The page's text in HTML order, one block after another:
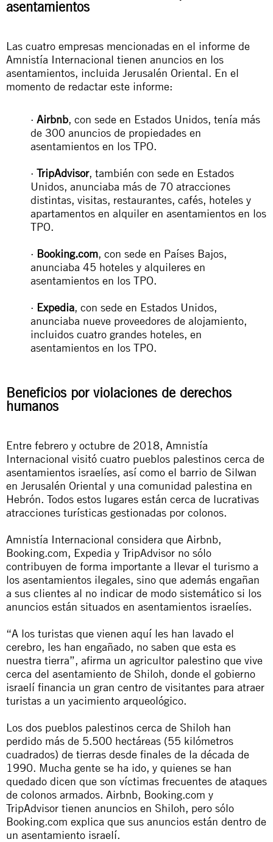
asentamientos
Las cuatro empresas mencionadas en el informe de
Amnistía Internacional tienen anuncios en los
asentamientos, incluida Jerusalén Oriental. En el
momento de redactar este informe:
· Airbnb, con sede en Estados Unidos, tenía más
de 300 anuncios de propiedades en
asentamientos en los TPO.
· TripAdvisor, también con sede en Estados
Unidos, anunciaba más de 70 atracciones
distintas, visitas, restaurantes, cafés, hoteles y
apartamentos en alquiler en asentamientos en los
TPO.
· Booking.com, con sede en Países Bajos,
anunciaba 45 hoteles y alquileres en
asentamientos en los TPO.
· Expedia, con sede en Estados Unidos,
anunciaba nueve proveedores de alojamiento,
incluidos cuatro grandes hoteles, en
asentamientos en los TPO.
Beneficios por violaciones de derechos
humanos
Entre febrero y octubre de 2018, Amnistía
Internacional visitó cuatro pueblos palestinos cerca de
asentamientos israelíes, así como el barrio de Silwan
en Jerusalén Oriental y una comunidad palestina en
Hebrón. Todos estos lugares están cerca de lucrativas
atracciones turísticas gestionadas por colonos.
Amnistía Internacional considera que Airbnb,
Booking.com, Expedia y TripAdvisor no sólo
contribuyen de forma importante a llevar el turismo a
los asentamientos ilegales, sino que además engañan
a sus clientes al no indicar de modo sistemático si los
anuncios están situados en asentamientos israelíes.
“A los turistas que vienen aquí les han lavado el
cerebro, les han engañado, no saben que esta es
nuestra tierra”, afirma un agricultor palestino que vive
cerca del asentamiento de Shiloh, donde el gobierno
israelí financia un gran centro de visitantes para atraer
turistas a un yacimiento arqueológico.
Los dos pueblos palestinos cerca de Shiloh han
perdido más de 5.500 hectáreas (55 kilómetros
cuadrados) de tierras desde finales de la década de
1990. Mucha gente se ha ido, y quienes se han
quedado dicen que son víctimas frecuentes de ataques
de colonos armados. Airbnb, Booking.com y
TripAdvisor tienen anuncios en Shiloh, pero sólo
Booking.com explica que sus anuncios están dentro de
un asentamiento israelí.